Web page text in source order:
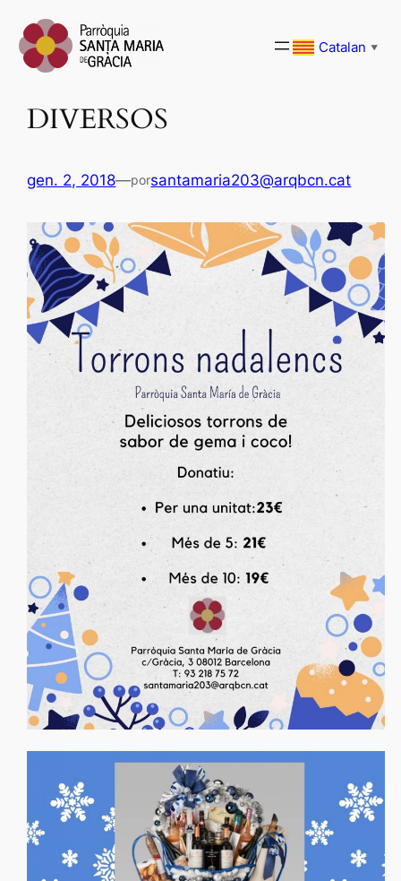
contingut
Catalan ▼
DIVERSOS
gen. 2, 2018—porsantamaria203@arqbcn.cat